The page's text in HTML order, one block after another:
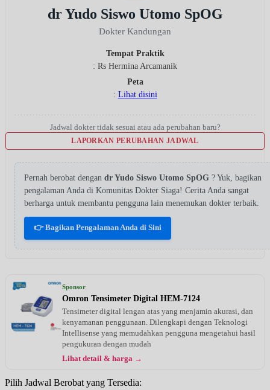
dr Yudo Siswo Utomo SpOG
Dokter Kandungan
Tempat Praktik
: Rs Hermina Arcamanik
Peta
: Lihat disini
Jadwal dokter tidak sesuai atau ada perubahan baru?
LAPORKAN PERUBAHAN JADWAL
Pernah berobat dengan dr Yudo Siswo Utomo SpOG ? Yuk, bagikan
pengalaman Anda di Komunitas Dokter Siaga! Cerita Anda sangat
berharga untuk membantu pengguna lain menemukan dokter terbaik.
👉 Bagikan Pengalaman Anda di Sini
Sponsor
Omron Tensimeter Digital HEM-7124
Tensimeter digital lengan atas yang menjamin akurasi, dan
kenyamanan penggunaan. Dilengkapi dengan Teknologi
Intellisense yang memudahkan pengguna mengetahui hasil
pengukuran dengan mudah
Lihat detail & harga →
Pilih Jadwal Berobat yang Tersedia: